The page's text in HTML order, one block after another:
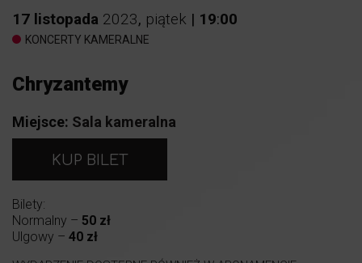
17 listopada 2023, piątek | 19:00
KONCERTY KAMERALNE
Chryzantemy
Miejsce: Sala kameralna
KUP BILET
Bilety:
Normalny – 50 zł
Ulgowy – 40 zł